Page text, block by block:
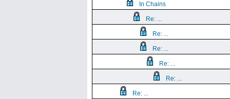
In Chains
Re: ...
Re: ...
Re: ...
Re: ...
Re: ...
Re: ...